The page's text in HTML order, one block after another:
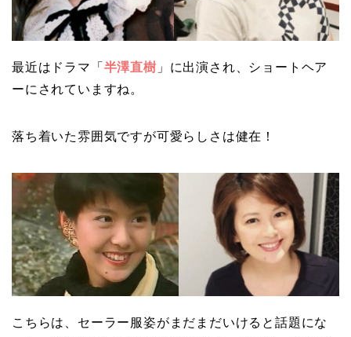
最近はドラマ「 半澤直樹 」に出演され、ショートヘア
ーにされていますね。
落ち着いた雰囲気ですが可愛らしさは健在！
こちらは、セーラー服姿がまだまだいけると話題にな